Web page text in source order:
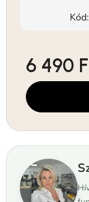
Kód:
6 490
Egységár: